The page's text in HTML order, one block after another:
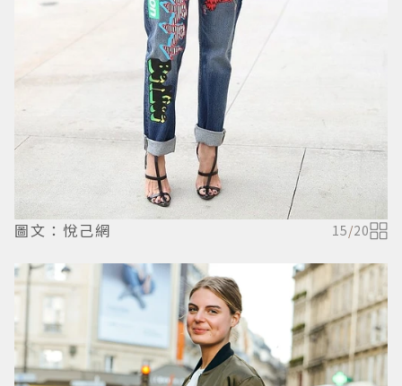
圖文：悅己網 15/20